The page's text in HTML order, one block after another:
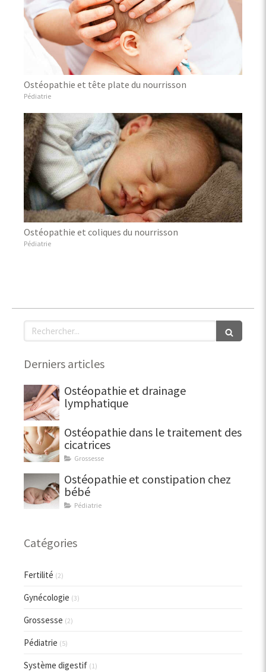
Ostéopathie et tête plate du nourrisson
Pédiatrie
Ostéopathie et coliques du nourrisson
Pédiatrie
Rechercher
Derniers articles
Ostéopathie et drainage
lymphatique
Ostéopathie dans le traitement des
cicatrices
Grossesse
Ostéopathie et constipation chez
bébé
Pédiatrie
Catégories
Fertilité (2)
Gynécologie (3)
Grossesse (2)
Pédiatrie (5)
Système digestif (1)